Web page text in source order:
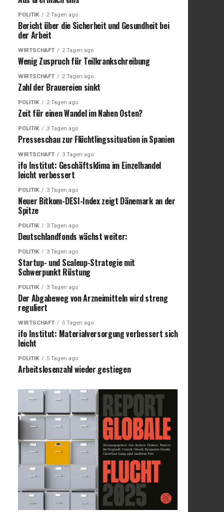
POLITIK 2 Tagen ago
Bericht über die Sicherheit und Gesundheit bei
der Arbeit
WIRTSCHAFT 2 Tagen ago
Wenig Zuspruch für Teilkrankschreibung
WIRTSCHAFT 2 Tagen ago
Zahl der Brauereien sinkt
POLITIK 2 Tagen ago
Zeit für einen Wandel im Nahen Osten?
POLITIK 3 Tagen ago
Presseschau zur Flüchtlingssituation in Spanien
WIRTSCHAFT 3 Tagen ago
ifo Institut: Geschäftsklima im Einzelhandel
leicht verbessert
POLITIK 3 Tagen ago
Neuer Bitkom-DESI-Index zeigt Dänemark an der
Spitze
POLITIK 3 Tagen ago
Deutschlandfonds wächst weiter:
POLITIK 3 Tagen ago
Startup- und Scaleup-Strategie mit
Schwerpunkt Rüstung
POLITIK 3 Tagen ago
Der Abgabeweg von Arzneimitteln wird streng
reguliert
WIRTSCHAFT 5 Tagen ago
ifo Institut: Materialversorgung verbessert sich
leicht
POLITIK 5 Tagen ago
Arbeitslosenzahl wieder gestiegen